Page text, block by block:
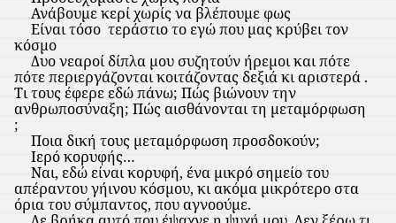
Ανάβουμε κερί χωρίς να βλέπουμε φως
Είναι τόσο τεράστιο το εγώ που μας κρύβει τον
κόσμο
Δυο νεαροί δίπλα μου συζητούν ήρεμοι και πότε
πότε περιεργάζονται κοιτάζοντας δεξιά κι αριστερά .
Τι τους έφερε εδώ πάνω; Πώς βιώνουν την
ανθρωποσύναξη; Πώς αισθάνονται τη μεταμόρφωση
;
Ποια δική τους μεταμόρφωση προσδοκούν;
Ιερό κορυφής…
Ναι, εδώ είναι κορυφή, ένα μικρό σημείο του
απέραντου γήινου κόσμου, κι ακόμα μικρότερο στα
όρια του σύμπαντος, που αγνοούμε.